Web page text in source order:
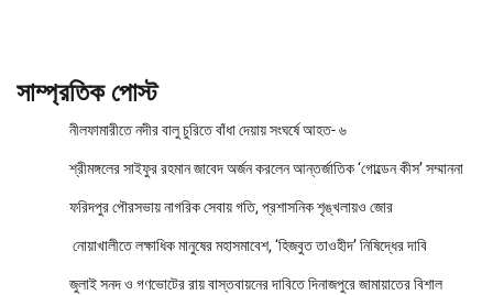
সাম্প্রতিক পোস্ট
নীলফামারীতে নদীর বালু চুরিতে বাঁধা দেয়ায় সংঘর্ষে আহত- ৬
শ্রীমঙ্গলের সাইফুর রহমান জাবেদ অর্জন করলেন আন্তর্জাতিক ‘গোল্ডেন কীস’ সম্মাননা
ফরিদপুর পৌরসভায় নাগরিক সেবায় গতি, প্রশাসনিক শৃঙ্খলায়ও জোর
নোয়াখালীতে লক্ষাধিক মানুষের মহাসমাবেশ, ‘হিজবুত তাওহীদ’ নিষিদ্ধের দাবি
জুলাই সনদ ও গণভোটের রায় বাস্তবায়নের দাবিতে দিনাজপুরে জামায়াতের বিশাল